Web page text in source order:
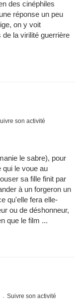
des cinéphiles
réponse un peu
on y voit
la virilité guerrière
son activité
le sabre), pour
qui le voue au
sa fille finit par
à un forgeron un
qu'elle fera elle-
ou de déshonneur,
que le film ...
Suivre son activité